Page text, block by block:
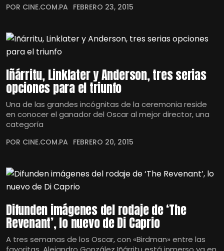
POR CINE.COM.PA FEBRERO 23, 2015
Iñárritu, Linklater y Anderson, tres serias
opciones para el triunfo
Una de las grandes incógnitas de la ceremonia reside
en conocer el ganador del Oscar al mejor director, una
categoría
POR CINE.COM.PA FEBRERO 20, 2015
Difunden imágenes del rodaje de ‘The
Revenant’, lo nuevo de Di Caprio
A tres semanas de los Oscar, con «Birdman» entre las